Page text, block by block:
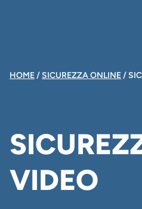
BRICIOLE
PANE
HOME SICUREZZA ONLINE
VIDEO